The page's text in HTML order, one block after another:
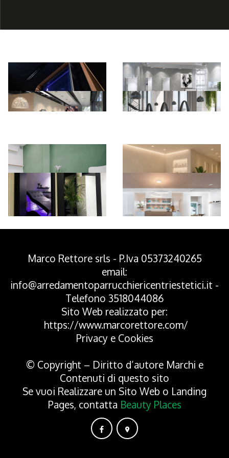
Marco Rettore srls - P.Iva 05373240265
email:
info@arredamentoparrucchiericentriestetici.it -
Telefono 3518044086
Sito Web realizzato per:
https://www.marcorettore.com/
Privacy e Cookies
© Copyright – Diritto d’autore Marchi e
Contenuti di questo sito
Se vuoi Realizzare un Sito Web o Landing
Pages, contatta Beauty Places